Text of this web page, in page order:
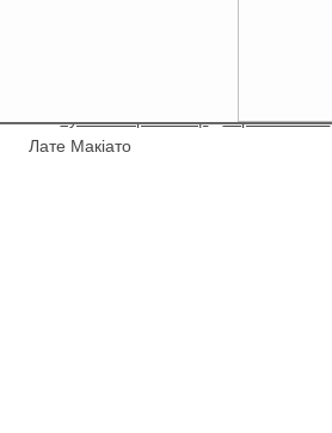
/ Купити Гербалайф / Корисні напої
Лате Макіато